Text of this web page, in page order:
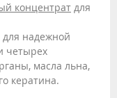
концентрат для
надежной
четырех
масла льна,
кератина.